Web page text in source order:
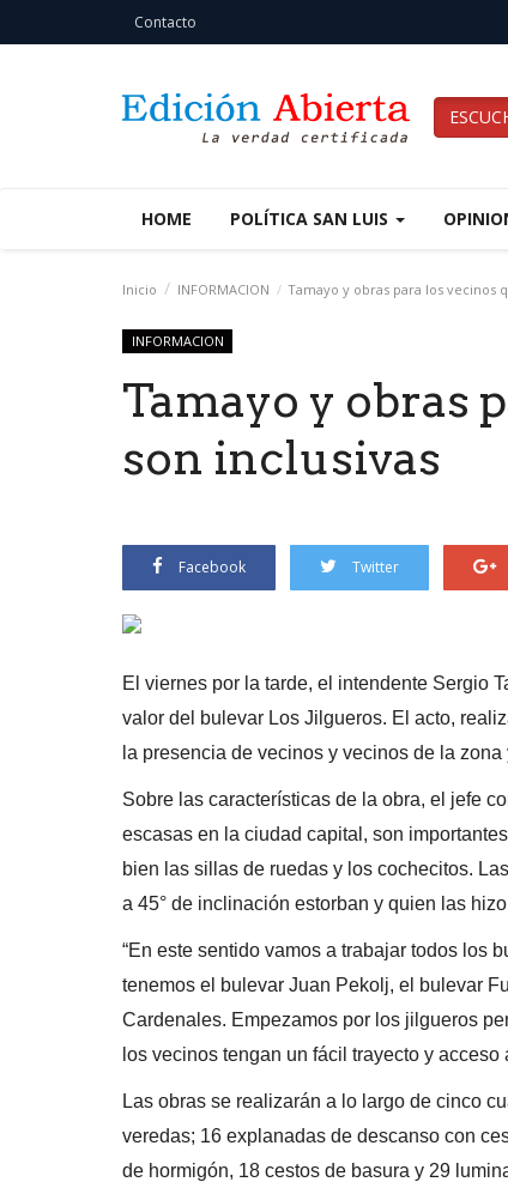
Contacto
HOME POLÍTICA SAN LUIS
Inicio INFORMACION Tamayo y obras para los vecinos
INFORMACION
Tamayo y obras
son inclusivas
Facebook Twitter
El viernes por la tarde, el intendente Sergio
valor del bulevar Los Jilgueros. El acto,
la presencia de vecinos y vecinos de la
Sobre las características de la obra, el jefe
escasas en la ciudad capital, son
bien las sillas de ruedas y los cochecitos.
a 45° de inclinación estorban y quien las
“En este sentido vamos a trabajar todos los
tenemos el bulevar Juan Pekolj, el bulevar
Cardenales. Empezamos por los jilgueros
los vecinos tengan un fácil trayecto y
Las obras se realizarán a lo largo de cinco
veredas; 16 explanadas de descanso con
de hormigón, 18 cestos de basura y 29